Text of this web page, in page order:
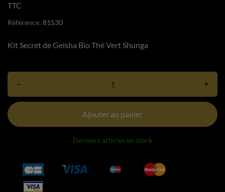
TTC
Référence: 81530
Kit Secret de Geisha Bio Thé Vert Shunga
– +
Ajouter au panier
Derniers articles en stock